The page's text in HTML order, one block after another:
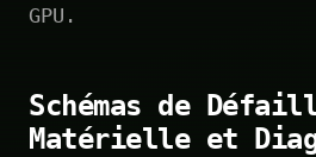
GPU.
Schémas de
Matérielle et